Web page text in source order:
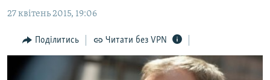
Перейти
пошукуІНТЕРВ'Ю
ВСЕ ЗА ДЕНЬ
27 квітень 2015, 19:06
Поділитись Читати без VPN